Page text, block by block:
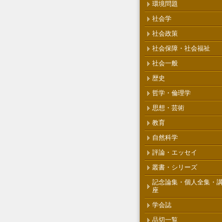
環境問題
社会学
社会政策
社会保障・社会福祉
社会一般
歴史
哲学・倫理学
思想・芸術
教育
自然科学
評論・エッセイ
叢書・シリーズ
記念論集・個人全集・
座
学会誌
品切一覧